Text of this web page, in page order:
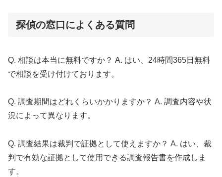
探偵の窓口によくある質問
Q. 相談は本当に無料ですか？ A. はい、24時間365日無料
で相談を受け付けております。
Q. 調査期間はどれくらいかかりますか？ A. 調査内容や状
況によって異なります。
Q. 調査結果は裁判で証拠として使えますか？ A. はい、裁
判で有効な証拠として使用できる調査報告書を作成しま
す。